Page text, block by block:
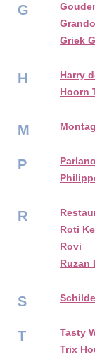
G
Griek
H
Harry
Hoorn
M
P
R
Roti
Rovi
Ruzan
S
T
Tasty
Trix